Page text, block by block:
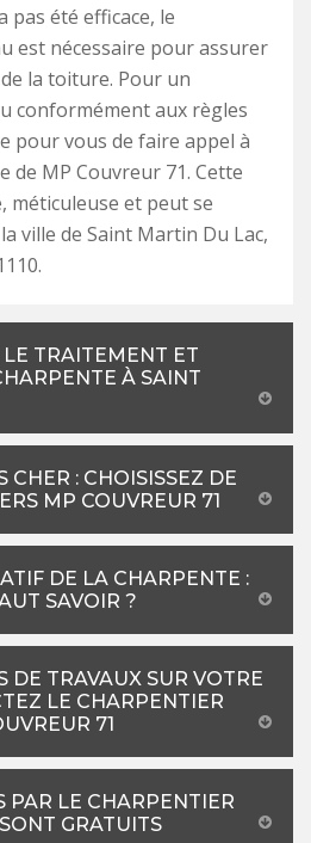
pas été efficace, le
est nécessaire pour assurer
la toiture. Pour un
conformément aux règles
pour vous de faire appel à
de MP Couvreur 71. Cette
méticuleuse et peut se
ville de Saint Martin Du Lac,
TRAITEMENT ET
À SAINT
CHER : CHOISISSEZ DE
MP COUVREUR 71
DE LA CHARPENTE :
SAVOIR ?
DE TRAVAUX SUR VOTRE
LE CHARPENTIER
71
PAR LE CHARPENTIER
GRATUITS